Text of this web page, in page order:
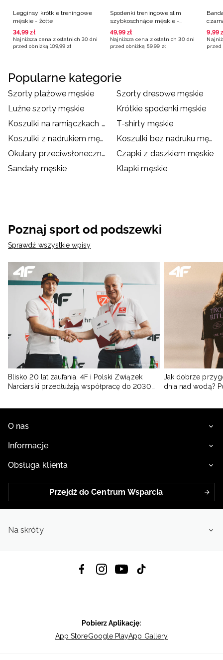
Legginsy krótkie treningowe
męskie - żółte
34,99 zł
Najniższa cena z ostatnich 30 dni
przed obniżką 109,99 zł
Spodenki treningowe slim
szybkoschnące męskie -
czarne
49,99 zł
Najniższa cena z ostatnich 30 dni
przed obniżką 59,99 zł
9,99
przed
Popularne kategorie
Szorty plażowe męskie
Szorty dresowe męskie
Luźne szorty męskie
Krótkie spodenki męskie
Koszulki na ramiączkach męskie
T-shirty męskie
Koszulki z nadrukiem męskie
Koszulki bez nadruku męskie
Okulary przeciwsłoneczne męskie
Czapki z daszkiem męskie
Sandały męskie
Klapki męskie
Poznaj sport od podszewki
Sprawdź wszystkie wpisy
Blisko 20 lat zaufania. 4F i Polski Związek
Narciarski przedłużają współpracę do 2030
Jak dobrze
dnia nad wodą?
O nas
Informacje
Obsługa klienta
Przejdź do Centrum Wsparcia
Na skróty
Pobierz Aplikację:
App StoreGoogle PlayApp Gallery